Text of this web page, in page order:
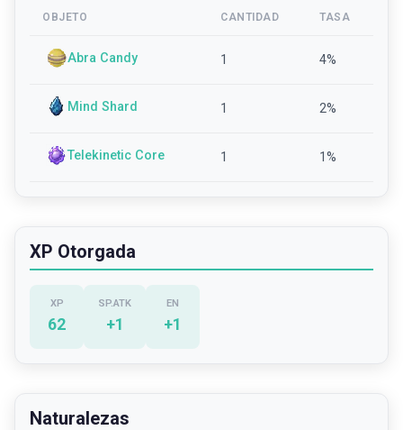
OBJETO CANTIDAD TASA
Abra Candy 1 4%
Mind Shard 1 2%
Telekinetic Core 1 1%
XP Otorgada
XP
62
SP.ATK
+1
EN
+1
Naturalezas